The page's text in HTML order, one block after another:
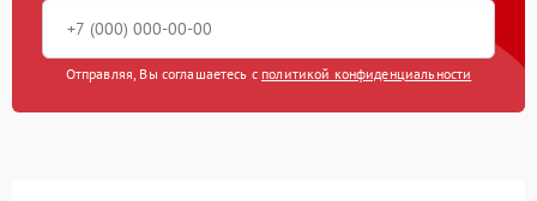
Отправляя, Вы соглашаетесь с политикой конфиденциальности